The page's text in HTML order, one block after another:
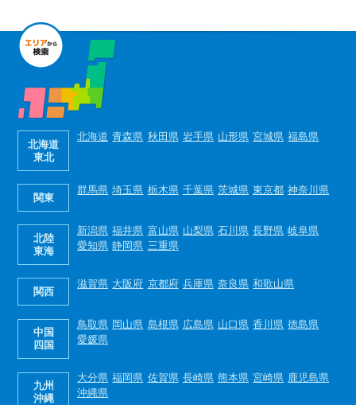
北海道
東北
北海道 青森県 秋田県 岩手県 山形県 宮城県 福島県
関東
群馬県 埼玉県 栃木県 千葉県 茨城県 東京都 神奈川県
北陸
東海
新潟県 福井県 富山県 山梨県 石川県 長野県 岐阜県
愛知県 静岡県 三重県
関西
滋賀県 大阪府 京都府 兵庫県 奈良県 和歌山県
中国
四国
鳥取県 岡山県 島根県 広島県 山口県 香川県 徳島県
愛媛県
九州
沖縄
大分県 福岡県 佐賀県 長崎県 熊本県 宮崎県 鹿児島県
沖縄県